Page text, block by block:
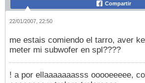
Compartir
22/01/2007, 22:50
me estais comiendo el tarro, aver
meter mi subwofer en spl????
! a por ellaaaaaaasss ooooeeeee,